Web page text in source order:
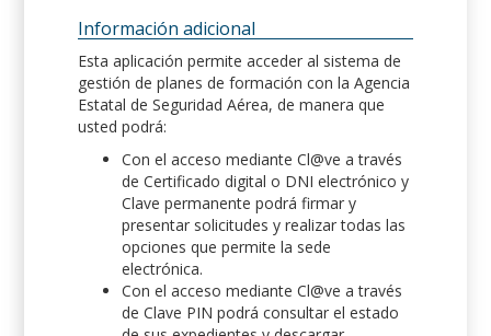
Información adicional
Esta aplicación permite acceder al sistema de
gestión de planes de formación con la Agencia
Estatal de Seguridad Aérea, de manera que
usted podrá:
Con el acceso mediante Cl@ve a través
de Certificado digital o DNI electrónico y
Clave permanente podrá firmar y
presentar solicitudes y realizar todas las
opciones que permite la sede
electrónica.
Con el acceso mediante Cl@ve a través
de Clave PIN podrá consultar el estado